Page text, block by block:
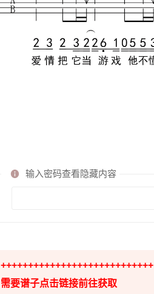
输入密码查看隐藏内容
++++++++++++++++++++++++++++
需要谱子点击链接前往获取